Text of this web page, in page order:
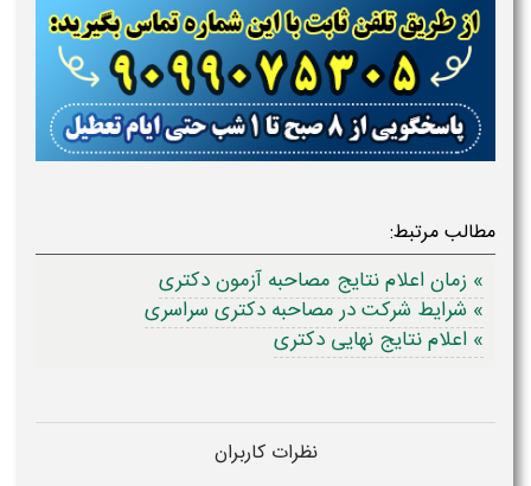
مطالب مرتبط:
» زمان اعلام نتایج مصاحبه آزمون دکتری
» شرایط شرکت در مصاحبه دکتری سراسری
» اعلام نتایج نهایی دکتری
نظرات کاربران